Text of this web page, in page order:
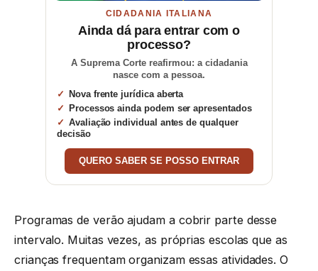
CIDADANIA ITALIANA
Ainda dá para entrar com o
processo?
A Suprema Corte reafirmou: a cidadania
nasce com a pessoa.
Nova frente jurídica aberta
Processos ainda podem ser apresentados
Avaliação individual antes de qualquer
decisão
QUERO SABER SE POSSO ENTRAR
Programas de verão ajudam a cobrir parte desse
intervalo. Muitas vezes, as próprias escolas que as
crianças frequentam organizam essas atividades. O